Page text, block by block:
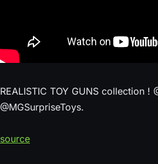
REALISTIC TOY GUNS collection !
@MGSurpriseToys.
source